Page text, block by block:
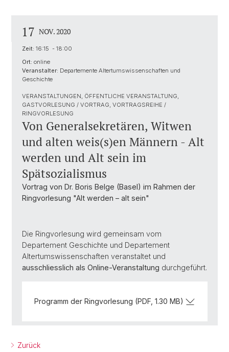
17 NOV. 2020
Zeit: 16:15 - 18:00
Ort: online
Veranstalter: Departemente Altertumswissenschaften und
Geschichte
VERANSTALTUNGEN, ÖFFENTLICHE VERANSTALTUNG,
GASTVORLESUNG / VORTRAG, VORTRAGSREIHE /
RINGVORLESUNG
Von Generalsekretären, Witwen
und alten weis(s)en Männern - Alt
werden und Alt sein im
Spätsozialismus
Vortrag von Dr. Boris Belge (Basel) im Rahmen der
Ringvorlesung "Alt werden – alt sein"
Die Ringvorlesung wird gemeinsam vom
Departement Geschichte und Departement
Altertumswissenschaften veranstaltet und
ausschliesslich als Online-Veranstaltung durchgeführt.
Programm der Ringvorlesung (PDF, 1.30 MB)
Zurück